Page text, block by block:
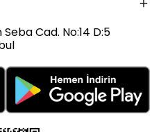
Cad. No:14 D:5